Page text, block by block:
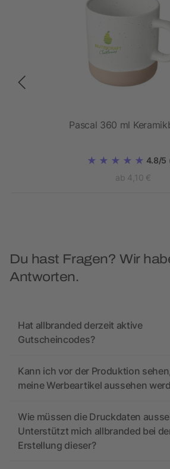
Pascal 360 ml
4.8/5
ab 4,10 €
Du hast Fragen? Wir
Antworten.
Hat allbranded derzeit aktive
Gutscheincodes?
Kann ich vor der Produktion
meine Werbeartikel aussehen
Wie müssen die Druckdaten
Unterstützt mich allbranded bei
Erstellung dieser?